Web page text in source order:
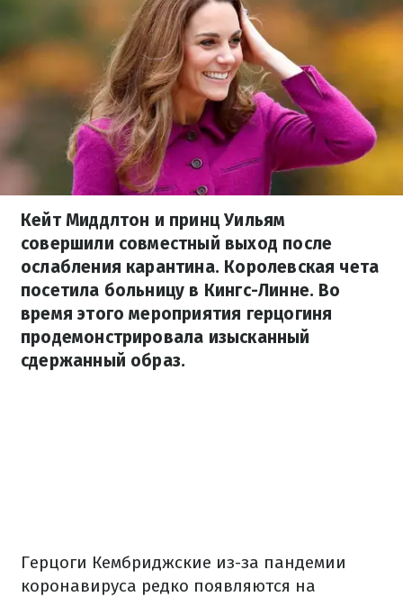
Кейт Миддлтон и принц Уильям
совершили совместный выход после
ослабления карантина. Королевская чета
посетила больницу в Кингс-Линне. Во
время этого мероприятия герцогиня
продемонстрировала изысканный
сдержанный образ.
Герцоги Кембриджские из-за пандемии
коронавируса редко появляются на